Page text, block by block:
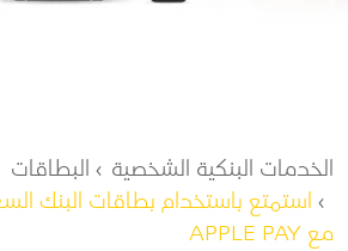
مسار التنقل
الخدمات البنكية الشخصية البطاقات
استمتع باستخدام بطاقات البنك
مع APPLE PAY